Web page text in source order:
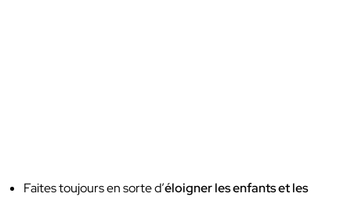
Faites toujours en sorte d’éloigner les enfants et les